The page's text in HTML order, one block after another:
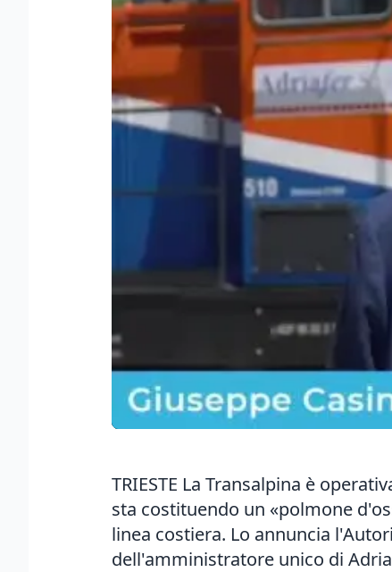
TRIESTE La Transalpina è
sta costituendo un «polmone
linea costiera. Lo annuncia
dell'amministratore unico di